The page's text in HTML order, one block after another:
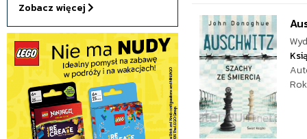
Zobacz więcej